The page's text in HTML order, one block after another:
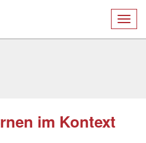
im Kontext